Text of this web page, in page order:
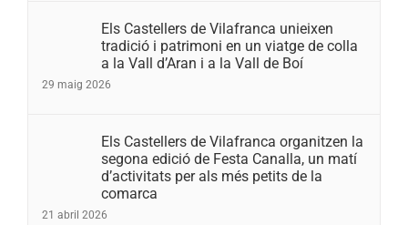
Els Castellers de Vilafranca unieixen
tradició i patrimoni en un viatge de colla
a la Vall d’Aran i a la Vall de Boí
29 maig 2026
Els Castellers de Vilafranca organitzen la
segona edició de Festa Canalla, un matí
d’activitats per als més petits de la
comarca
21 abril 2026